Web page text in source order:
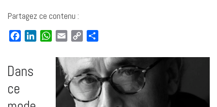
Partagez ce contenu :
e
W
a
i
l
p
y
L
i
r
t
a
g
Dans
ce